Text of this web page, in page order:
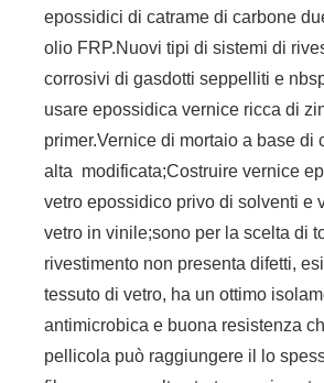
epossidici di catrame di carbone
olio FRP.Nuovi tipi di sistemi di
corrosivi di gasdotti seppelliti e
usare epossidica vernice ricca di
primer.Vernice di mortaio a base di
alta modificata;Costruire vernice
vetro epossidico privo di solventi e
vetro in vinile;sono per la scelta di
rivestimento non presenta difetti,
tessuto di vetro, ha un ottimo
antimicrobica e buona resistenza
pellicola può raggiungere il lo